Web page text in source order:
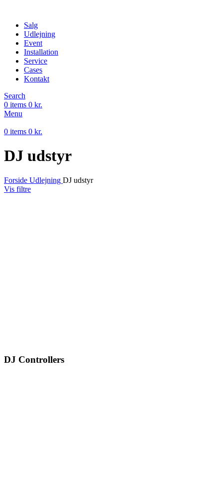
Salg
Udlejning
Event
Installation
Service
Cases
Kontakt
Search
0 items 0 kr.
Menu
0 items 0 kr.
DJ udstyr
Forside Udlejning DJ udstyr
Vis filtre
DJ Controllers